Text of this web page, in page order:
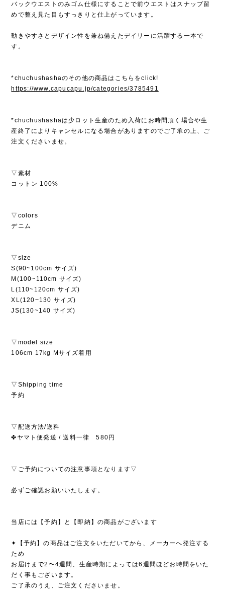
バックウエストのみゴム仕様にすることで前ウエストはスナップ留
めで整え見た目もすっきりと仕上がっています。
動きやすさとデザイン性を兼ね備えたデイリーに活躍する一本で
す。
*chuchushashaのその他の商品はこちらをclick!
https://www.capucapu.jp/categories/3785491
*chuchushashaは少ロット生産のため入荷にお時間頂く場合や生
産終了によりキャンセルになる場合がありますのでご了承の上、ご
注文くださいませ。
▽素材
コットン 100%
▽colors
デニム
▽size
S(90~100cm サイズ)
M(100~110cm サイズ)
L(110~120cm サイズ)
XL(120~130 サイズ)
JS(130~140 サイズ)
▽model size
106cm 17kg Mサイズ着用
▽Shipping time
予約
▽配送方法/送料
✤ヤマト便発送 / 送料一律 580円
▽ご予約についての注意事項となります▽
必ずご確認お願いいたします。
当店には【予約】と【即納】の商品がございます
✦【予約】の商品はご注文をいただいてから、メーカーへ発注する
ため
お届けまで2〜4週間、生産時期によっては6週間ほどお時間をいた
だく事もございます。
ご了承のうえ、ご注文くださいませ。